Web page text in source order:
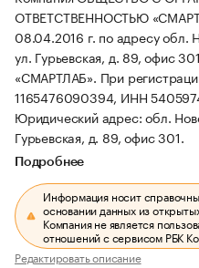
ОТВЕТСТВЕННОСТЬЮ
08.04.2016 г. по адресу обл.
ул. Гурьевская, д. 89, офис
«СМАРТЛАБ». При
1165476090394, ИНН
Юридический адрес: обл.
Гурьевская, д. 89, офис 301.
Подробнее
Информация носит
основании данных из
Компания не является
отношений с сервисом РБК
Редактировать описание